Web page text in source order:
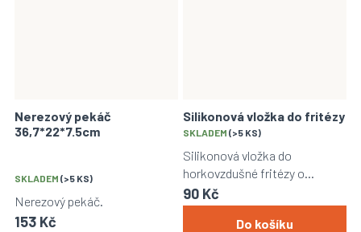
Nerezový pekáč
36,7*22*7.5cm
SKLADEM (>5 KS)
153 Kč
Nerezový pekáč.
Silikonová vložka do fritézy
Průměrné
hodnocení
produktu
je
5,0
z
SKLADEM (>5 KS)
90 Kč
Do košíku
Silikonová vložka do
horkovzdušné fritézy o
průměru 17cm.